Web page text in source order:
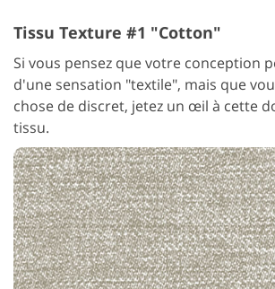
Tissu Texture #1 "Cotton"
Si vous pensez que votre conception
d'une sensation "textile", mais que
chose de discret, jetez un œil à cette
tissu.